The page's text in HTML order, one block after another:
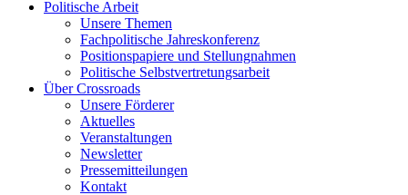
Politische Arbeit
Unsere Themen
Fachpolitische Jahreskonferenz
Positionspapiere und Stellungnahmen
Politische Selbstvertretungsarbeit
Über Crossroads
Unsere Förderer
Aktuelles
Veranstaltungen
Newsletter
Pressemitteilungen
Kontakt